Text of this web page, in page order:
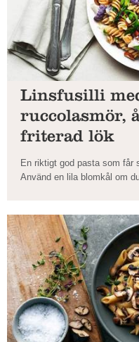
Linsfusilli
ruccolasmör,
friterad lök
En riktigt god pasta som får
Använd en lila blomkål om